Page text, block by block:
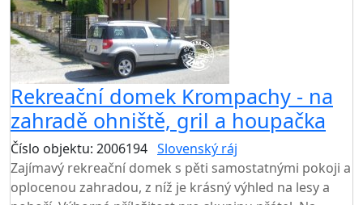
Rekreační domek Krompachy - na
zahradě ohniště, gril a houpačka
Číslo objektu: 2006194 Slovenský ráj
Zajímavý rekreační domek s pěti samostatnými pokoji a
oplocenou zahradou, z níž je krásný výhled na lesy a